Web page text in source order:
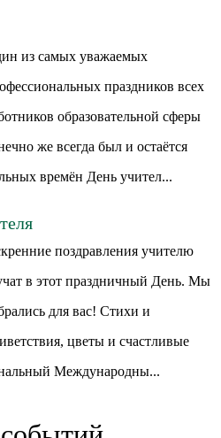
из самых уважаемых
праздников всех
образовательной сферы
же всегда был и остаётся
времён День учител...
поздравления учителю
в этот праздничный День. Мы
для вас! Стихи и
цветы и счастливые
Международны...